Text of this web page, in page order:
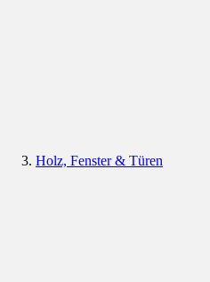
Holz, Fenster & Türen